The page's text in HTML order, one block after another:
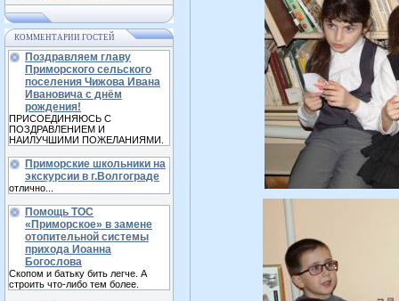
КОММЕНТАРИИ ГОСТЕЙ
Поздравляем главу
Приморского сельского
поселения Чижова Ивана
Ивановича с днём
рождения!
ПРИСОЕДИНЯЮСЬ С
ПОЗДРАВЛЕНИЕМ И
НАИЛУЧШИМИ ПОЖЕЛАНИЯМИ.
Приморские школьники на
экскурсии в г.Волгограде
отлично...
Помощь ТОС
«Приморское» в замене
отопительной системы
прихода Иоанна
Богослова
Скопом и батьку бить легче. А
строить что-либо тем более.